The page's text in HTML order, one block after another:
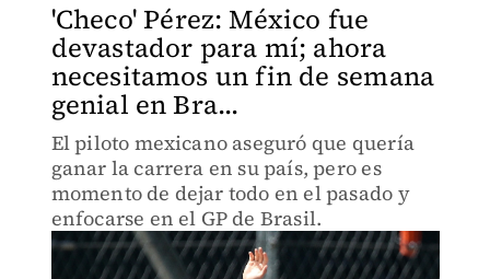
'Checo' Pérez: México fue
devastador para mí; ahora
necesitamos un fin de semana
genial en Bra...
El piloto mexicano aseguró que quería
ganar la carrera en su país, pero es
momento de dejar todo en el pasado y
enfocarse en el GP de Brasil.